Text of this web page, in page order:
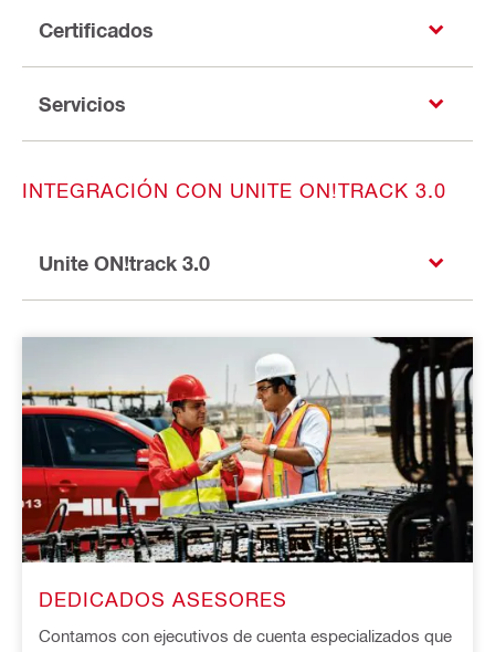
Certificados
Servicios
INTEGRACIÓN CON UNITE ON!TRACK 3.0
Unite ON!track 3.0
DEDICADOS ASESORES
Contamos con ejecutivos de cuenta especializados que